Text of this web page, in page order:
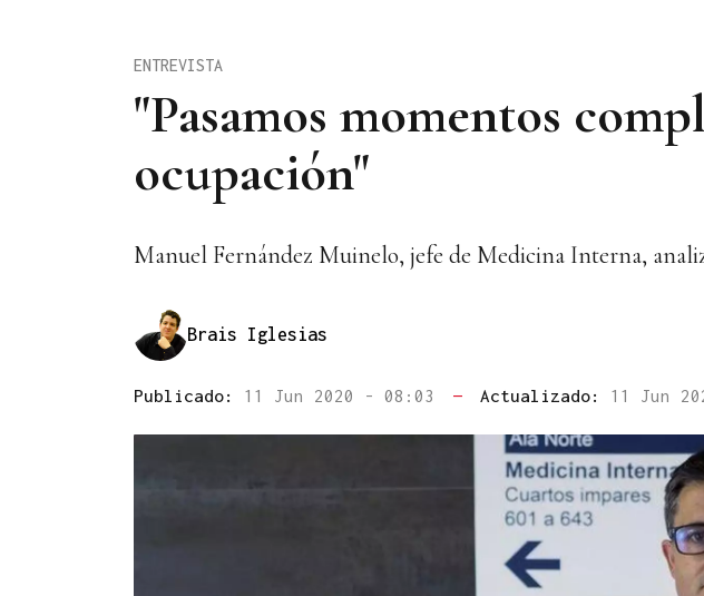
"Pasamos momentos
ocupación"
ENTREVISTA
Manuel Fernández Muinelo, jefe de Medicina Interna,
Brais Iglesias
Publicado: 11 Jun 2020 - 08:03 — Actualizado: 11 Jun